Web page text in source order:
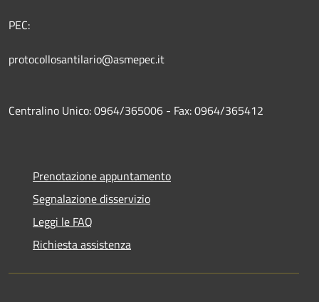
PEC:
protocollosantilario@asmepec.it
Centralino Unico: 0964/365006 - Fax: 0964/365412
Prenotazione appuntamento
Segnalazione disservizio
Leggi le FAQ
Richiesta assistenza